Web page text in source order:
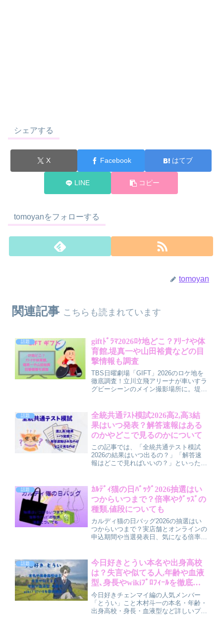
シェアする
X Facebook はてブ
LINE コピー
tomoyanをフォローする
tomoyan
関連記事 こちらも読まれています
話題
giftﾄﾞﾗﾏ2026ﾛｹ地どこ？ｱﾘｰﾅや体
育館,堤真一や山田裕貴などの目
撃情報も調査
TBS日曜劇場「GIFT」2026のロケ地を
徹底調査！立川立飛アリーナが車いすラ
グビーシーンのメイン撮影場所に。堤真
予想も。放送前の聖地巡礼スポットをチ
ェックして、ドラマを何倍も楽しもう！
話題
全統共通ﾃｽﾄ模試2026高2,高3結
果はいつ発表？解答速報はある
のかやどこで見るのかについて
この記事では、「全統共通テスト模試
2026の結果はいつ出るの？」「解答速
報はどこで見ればいいの？」といった疑
きます。2026年度の全統共通テスト模
試は、高3・高卒向けが...
話題
ｶﾙﾃﾞｨ猫の日ﾊﾞｯｸﾞ2026抽選はい
つからいつまで？倍率やｸﾞｯｽﾞの
種類,値段についても
カルディ猫の日バッグ2026の抽選はい
つからいつまで？実店舗とオンラインの
申込期間や当選発表日、気になる倍率の
毎年当たりにくい理由や、抽選情報を確
実にチェックするコツもまとめていま
す。
話題
今日好きとうい本名や出身高校
は？失言や似てる人,年齢や血液
型､身長やwikiﾌﾟﾛﾌｨｰﾙを徹底調
査！
今日好きチェンマイ編の人気メンバー
「とうい」こと木村斗一の本名・年齢・
出身高校・身長・血液型など詳しいプロ